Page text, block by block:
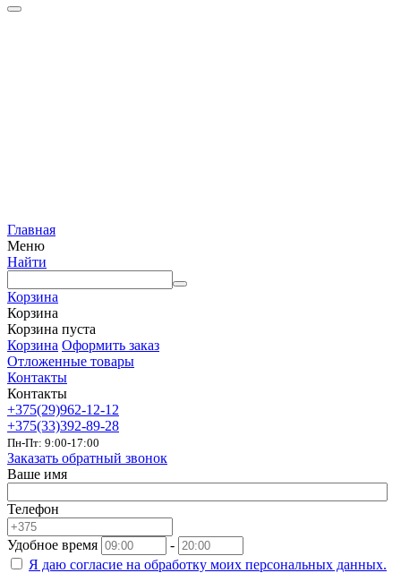
Главная
Меню
Найти
Корзина
Корзина
Корзина пуста
Корзина Оформить заказ
Отложенные товары
Контакты
Контакты
+375(29)962-12-12
+375(33)392-89-28
Пн-Пт: 9:00-17:00
Заказать обратный звонок
Ваше имя
Телефон
Удобное время
-
Я даю согласие на обработку моих персональных данных.